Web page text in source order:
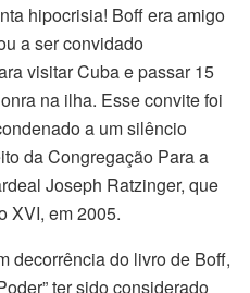
hipocrisia! Boff era amigo
a ser convidado
visitar Cuba e passar 15
na ilha. Esse convite foi
a um silêncio
da Congregação Para a
Joseph Ratzinger, que
XVI, em 2005.
decorrência do livro de Boff,
ter sido considerado